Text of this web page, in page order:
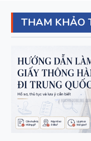
THAM KHẢO